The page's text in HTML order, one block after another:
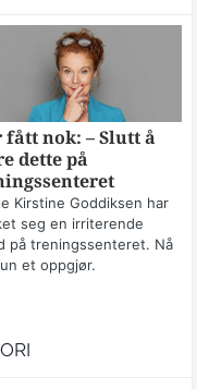
fått nok: – Slutt å
dette på
Kirstine Goddiksen har
seg en irriterende
på treningssenteret. Nå
et oppgjør.